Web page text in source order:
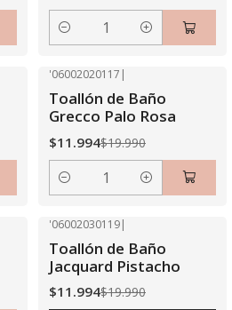
Cantidad
'06002020117 |
Toallón de Baño
Grecco Palo Rosa
$11.994$19.990
Cantidad
Agotado
'06002030119|
Toallón de Baño
Jacquard Pistacho
$11.994$19.990